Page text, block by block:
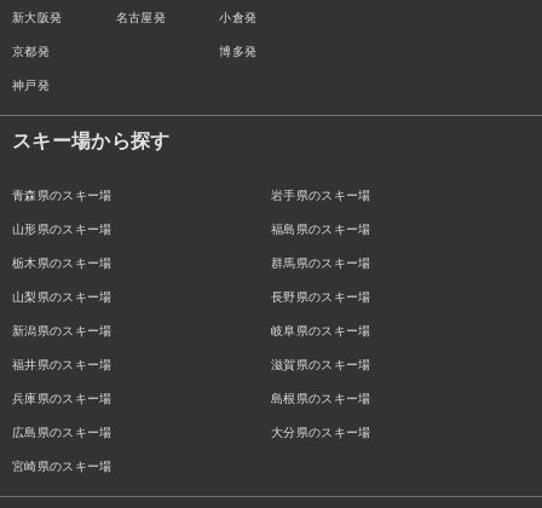
新大阪発
京都発
神戸発
名古屋発 小倉発
博多発
スキー場から探す
青森県のスキー場 岩手県のスキー場
山形県のスキー場 福島県のスキー場
栃木県のスキー場 群馬県のスキー場
山梨県のスキー場 長野県のスキー場
新潟県のスキー場 岐阜県のスキー場
福井県のスキー場 滋賀県のスキー場
兵庫県のスキー場 島根県のスキー場
広島県のスキー場 大分県のスキー場
宮崎県のスキー場